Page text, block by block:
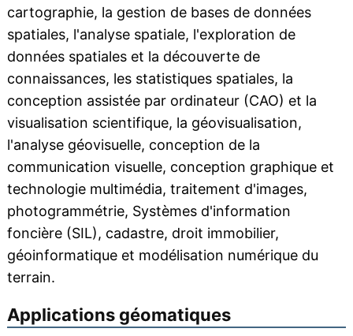
cartographie, la gestion de bases de données
spatiales, l'analyse spatiale, l'exploration de
données spatiales et la découverte de
connaissances, les statistiques spatiales, la
conception assistée par ordinateur (CAO) et la
visualisation scientifique, la géovisualisation,
l'analyse géovisuelle, conception de la
communication visuelle, conception graphique et
technologie multimédia, traitement d'images,
photogrammétrie, Systèmes d'information
foncière (SIL), cadastre, droit immobilier,
géoinformatique et modélisation numérique du
terrain.
Applications géomatiques